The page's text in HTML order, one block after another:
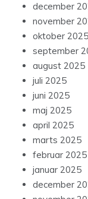
december
november
oktober 2025
september
august 2025
juli 2025
juni 2025
maj 2025
april 2025
marts 2025
februar 2025
januar 2025
december